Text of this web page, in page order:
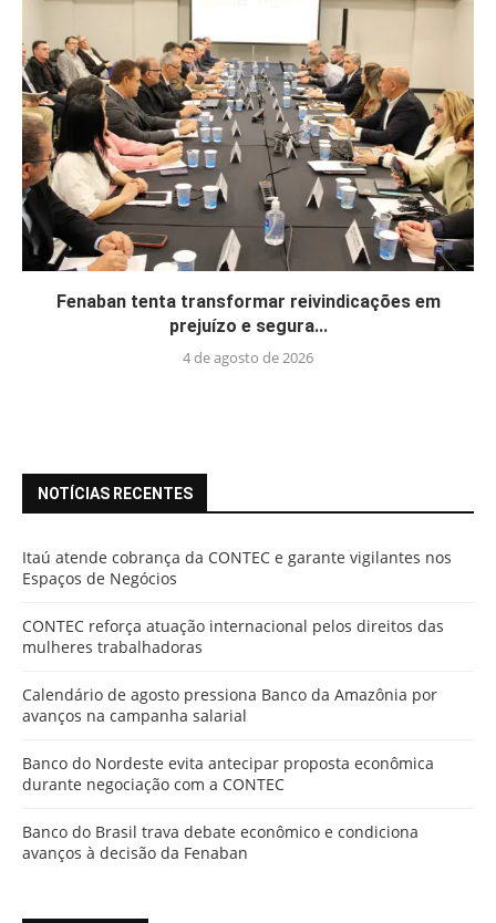
Fenaban tenta transformar reivindicações em
prejuízo e segura...
4 de agosto de 2026
NOTÍCIAS RECENTES
Itaú atende cobrança da CONTEC e garante vigilantes nos
Espaços de Negócios
CONTEC reforça atuação internacional pelos direitos das
mulheres trabalhadoras
Calendário de agosto pressiona Banco da Amazônia por
avanços na campanha salarial
Banco do Nordeste evita antecipar proposta econômica
durante negociação com a CONTEC
Banco do Brasil trava debate econômico e condiciona
avanços à decisão da Fenaban